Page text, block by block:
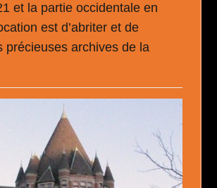
et la partie occidentale en
est d’abriter et de
précieuses archives de la